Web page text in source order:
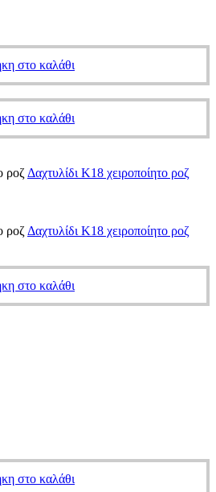
στο καλάθι
στο καλάθι
ροζ Δαχτυλίδι Κ18 χειροποίητο ροζ
ροζ Δαχτυλίδι Κ18 χειροποίητο ροζ
στο καλάθι
στο καλάθι